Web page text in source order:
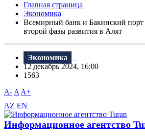
Главная страница
Экономика
Всемирный банк и Бакинский порт
второй фазы развития в Алят
Экономика
12 декабрь 2024, 16:00
1563
A- A A+
AZ EN
Информационное агентство